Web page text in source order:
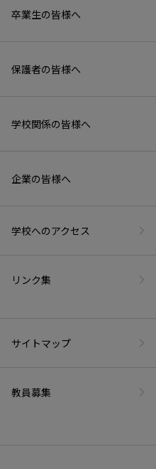
卒業生の皆様へ
保護者の皆様へ
学校関係の皆様へ
企業の皆様へ
学校へのアクセス
リンク集
サイトマップ
教員募集